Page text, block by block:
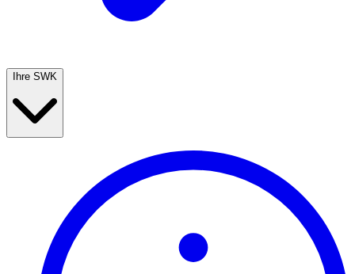
Ihre SWK